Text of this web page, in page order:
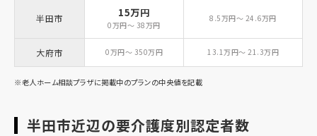
半田市 15万円
0万円～ 38万円
8.5万円～ 24.6万円
大府市 0万円～ 350万円 13.1万円～ 21.3万円
※老人ホーム相談プラザに掲載中のプランの中央値を記載
半田市近辺の要介護度別認定者数